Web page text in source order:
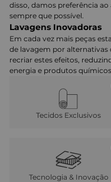
disso, damos preferência
sempre que possível.
Lavagens Inovadoras
Em cada vez mais peças
de lavagem por alternativas
recriar estes efeitos,
energia e produtos
Tecidos Exclusivos
Tecnologia & Inovação